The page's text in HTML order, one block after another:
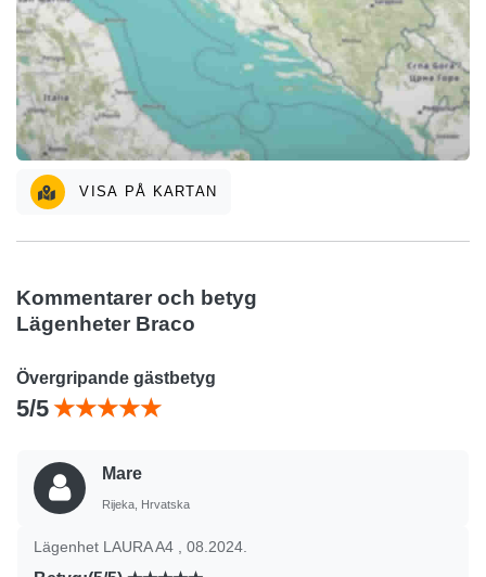
VISA PÅ KARTAN
Kommentarer och betyg
Lägenheter Braco
Övergripande gästbetyg
5/5
Mare
Rijeka, Hrvatska
Lägenhet LAURA A4 , 08.2024.